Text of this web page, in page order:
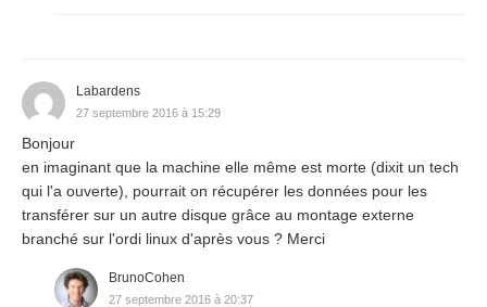
Labardens
27 septembre 2016 à 15:29
Bonjour
en imaginant que la machine elle même est morte (dixit un tech
qui l'a ouverte), pourrait on récupérer les données pour les
transférer sur un autre disque grâce au montage externe
branché sur l'ordi linux d'après vous ? Merci
BrunoCohen
27 septembre 2016 à 20:37